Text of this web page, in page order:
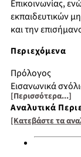
Επικοινωνίας,
εκπαιδευτικών
και την
Περιεχόμενα
Πρόλογος
Εισαγωγικά
Πολιτισμός
Διαπολιτισμική
Ταυτότητα
Εθνική ταυτότητα
[Περισσότερα...]
Αναλυτικά
[Κατεβάστε τα